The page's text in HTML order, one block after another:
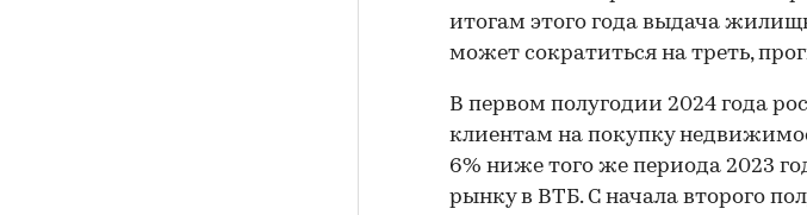
итогам этого года выдача
может сократиться на треть,
В первом полугодии 2024 года
клиентам на покупку
6% ниже того же периода 2023
рынку в ВТБ. С начала второго